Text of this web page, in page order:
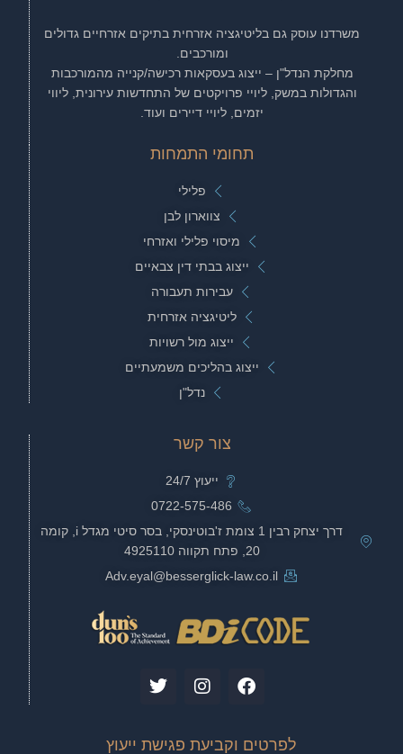
משרדנו עוסק גם בליטיגציה אזרחית בתיקים אזרחיים גדולים
ומורכבים.
מחלקת הנדל"ן – ייצוג בעסקאות רכישה/קנייה מהמורכבות
והגדולות במשק, ליויי פרויקטים של התחדשות עירונית, ליווי
יזמים, ליויי דיירים ועוד.
תחומי התמחות
פלילי
צווארון לבן
מיסוי פלילי ואזרחי
ייצוג בבתי דין צבאיים
עבירות תעבורה
ליטיגציה אזרחית
ייצוג מול רשויות
ייצוג בהליכים משמעתיים
נדל"ן
צור קשר
ייעוץ 24/7
0722-575-486
דרך יצחק רבין 1 צומת ז'בוטינסקי, בסר סיטי מגדל i, קומה
20, פתח תקווה 4925110
Adv.eyal@besserglick-law.co.il
F
a
b
I
n
a
T
w
t
לפרטים וקביעת פגישת ייעוץ